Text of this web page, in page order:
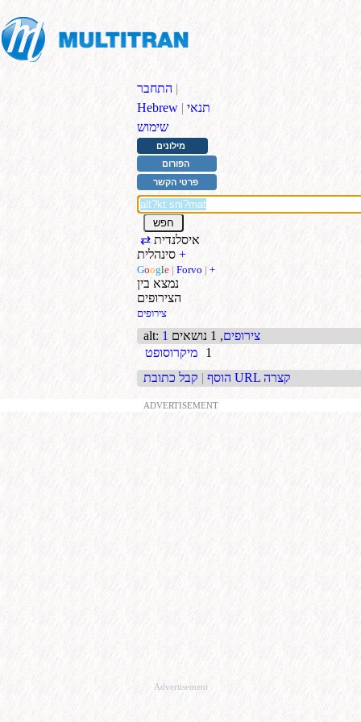
התחבר |
Hebrew | תנאי
שימוש
מילונים
הפורום
פרטי הקשר
איסלנדית ⇄
+
Google | Forvo | +
נמצא בין
הצירופים
צירופים
alt: 1 צירופים, 1 נושאים
מיקרוסופט
1
הוסף | קבל כתובת URL קצרה
ADVERTISEMENT
Advertisement